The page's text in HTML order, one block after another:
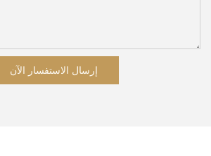
إرسال الاستفسار الآن